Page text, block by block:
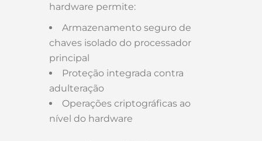
hardware permite:
Armazenamento seguro de
chaves isolado do processador
principal
Proteção integrada contra
adulteração
Operações criptográficas ao
nível do hardware